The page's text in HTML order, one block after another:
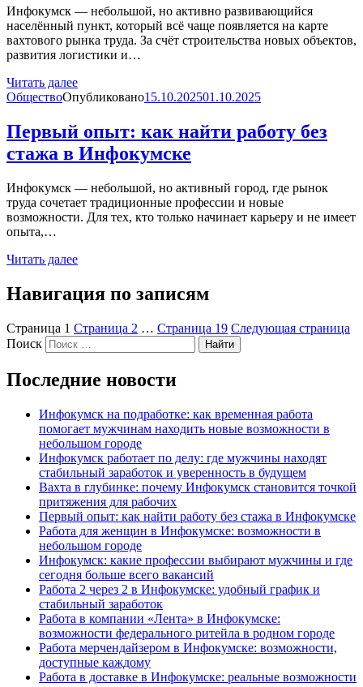
Инфокумск — небольшой, но активно развивающийся
населённый пункт, который всё чаще появляется на карте
вахтового рынка труда. За счёт строительства новых объектов,
развития логистики и…
Читать далее
ОбществоОпубликовано15.10.202501.10.2025
Первый опыт: как найти работу без
стажа в Инфокумске
Инфокумск — небольшой, но активный город, где рынок
труда сочетает традиционные профессии и новые
возможности. Для тех, кто только начинает карьеру и не имеет
опыта,…
Читать далее
Навигация по записям
Страница 1 Страница 2 … Страница 19 Следующая страница
Поиск
Найти
Последние новости
Инфокумск на подработке: как временная работа
помогает мужчинам находить новые возможности в
небольшом городе
Инфокумск работает по делу: где мужчины находят
стабильный заработок и уверенность в будущем
Вахта в глубинке: почему Инфокумск становится точкой
притяжения для рабочих
Первый опыт: как найти работу без стажа в Инфокумске
Работа для женщин в Инфокумске: возможности в
небольшом городе
Инфокумск: какие профессии выбирают мужчины и где
сегодня больше всего вакансий
Работа 2 через 2 в Инфокумске: удобный график и
стабильный заработок
Работа в компании «Лента» в Инфокумске:
возможности федерального ритейла в родном городе
Работа мерчендайзером в Инфокумске: возможности,
доступные каждому
Работа в доставке в Инфокумске: реальные возможности